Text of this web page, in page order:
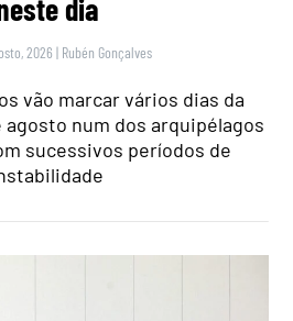
dia
2026 | Rubén Gonçalves
vão marcar vários dias da
agosto num dos arquipélagos
sucessivos períodos de